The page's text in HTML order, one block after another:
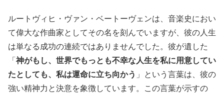
ルートヴィヒ・ヴァン・ベートーヴェンは、音楽史におい
て偉大な作曲家としてその名を刻んでいますが、彼の人生
は単なる成功の連続ではありませんでした。彼が遺した
「 神がもし、世界でもっとも不幸な人生を私に用意してい
たとしても、私は運命に立ち向かう 」という言葉は、彼の
強い精神力と決意を象徴しています。この言葉が示すの